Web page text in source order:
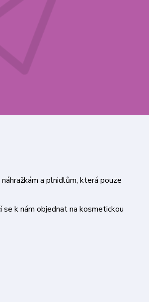
a plnidlům, která pouze
k nám objednat na kosmetickou